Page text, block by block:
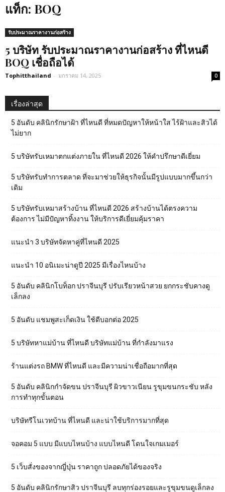
แท็ก: BOQ
รับประมาณราคางานก่อสร้าง
5 บริษัท รับประมาณราคางานก่อสร้าง ที่ไหนดี
BOQ เชื่อถือได้
Tophitthailand - มกราคม 14, 2025 0
เรื่องล่าสุด
5 อันดับ คลินิกรักษาฝ้า ที่ไหนดี ที่หมดปัญหาให้หน้าใส ไร้ฝ้าและสิวได้
ไม่ยาก
5 บริษัทรับเหมาตกแต่งภายใน ที่ไหนดี 2026 ให้คำปรึกษาดีเยี่ยม
5 บริษัทรับทำการตลาด ที่จะมาช่วยให้ธุรกิจนั้นมีรูปแบบมากขึ้นกว่า
เดิม
5 บริษัทรับเหมาสร้างบ้าน ที่ไหนดี 2026 สร้างบ้านได้ตรงความ
ต้องการ ไม่มีปัญหาทิ้งงาน ให้บริการดีเยี่ยมคุ้มราคา
แนะนำ 3 บริษัทจัดหาคู่ที่ไหนดี 2025
แนะนำ 10 อนิเมะน่าดูปี 2025 มีเรื่องไหนบ้าง
5 อันดับ คลินิกโบท็อก ปราจีนบุรี ปรับเรียวหน้าสวย ยกกระชับคางดู
เล็กลง
5 อันดับ แชมพูสะเก็ดเงิน ใช้ดีบอกต่อ 2025
5 บริษัทหาแม่บ้าน ที่ไหนดี บริษัทแม่บ้าน ที่กำลังมาแรง
ร้านแต่งรถ BMW ที่ไหนดี และมีความน่าเชื่อถือมากที่สุด
5 อันดับ คลินิกกำจัดขน ปราจีนบุรี ผิวขาวเนียน รูขุมขนกระชับ หลัง
การทำทุกขั้นตอน
บริษัทรีโนเวทบ้าน ที่ไหนดี และน่าใช้บริการมากที่สุด
จอคอม 5 แบบ มีแบบไหนบ้าง แบบไหนดี โดนใจเกมเมอร์
5 เว็บสั่งของจากญี่ปุ่น ราคาถูก ปลอดภัยได้ของจริง
5 อันดับ คลินิกรักษาสิว ปราจีนบุรี ลบทุกร่องรอยและรูขุมขนดูเล็กลง